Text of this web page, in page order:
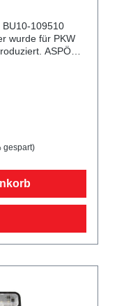
BU10-109510
ASPÖCK
gespart)